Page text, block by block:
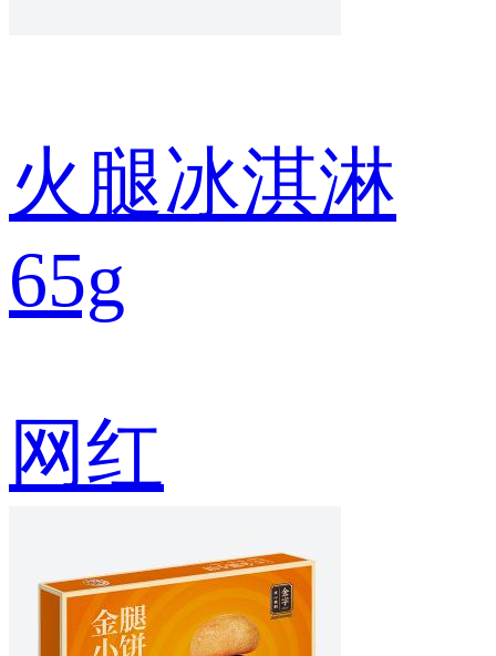
火腿冰淇淋
65g
网红